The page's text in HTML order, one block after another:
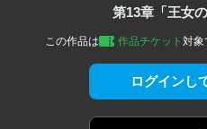
第13章「王女
この作品は 作品チケット 対象
ログインし